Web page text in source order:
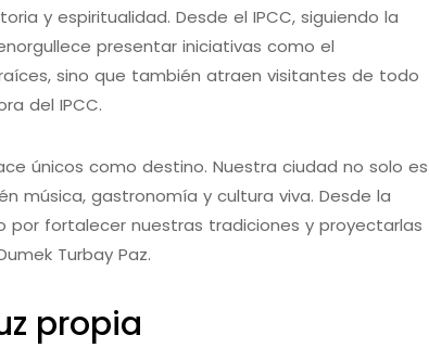
y espiritualidad. Desde el IPCC, siguiendo la
presentar iniciativas como el
sino que también atraen visitantes de todo
del IPCC.
únicos como destino. Nuestra ciudad no solo es
música, gastronomía y cultura viva. Desde la
fortalecer nuestras tradiciones y proyectarlas
Turbay Paz.
propia